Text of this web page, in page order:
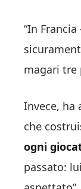
“In
magari tre
Invece, ha
che
ogni
passato: